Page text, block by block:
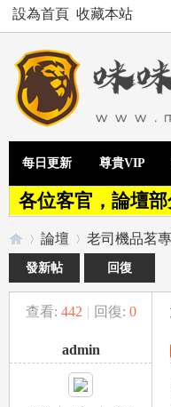
設為首頁 收藏本站
每日更新 尊貴VIP
各位客官，論壇
»
論壇
›
老司機品茗
發新帖 回復
查看: 442 | 回復: 0
admin